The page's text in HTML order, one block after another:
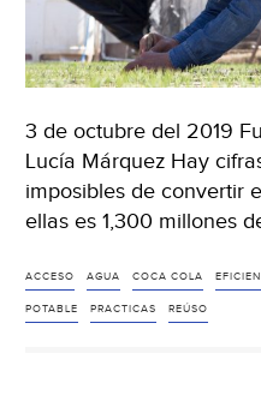
3 de octubre del 2019
Lucía Márquez Hay
imposibles de convertir
ellas es 1,300 millones
ACCESO AGUA COCA COLA
POTABLE PRACTICAS REÚSO